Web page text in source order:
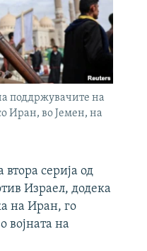
поддржувачите на
Иран, во Јемен, на
серија од
Израел, додека
на Иран, го
војната на